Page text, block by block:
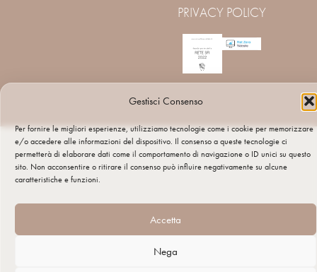
Gestisci Consenso
Per fornire le migliori esperienze, utilizziamo tecnologie come i cookie per memorizzare
e/o accedere alle informazioni del dispositivo. Il consenso a queste tecnologie ci
permetterà di elaborare dati come il comportamento di navigazione o ID unici su questo
sito. Non acconsentire o ritirare il consenso può influire negativamente su alcune
caratteristiche e funzioni.
Accetta
Nega
PRIVACY POLICY